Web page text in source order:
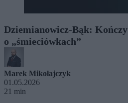
Dziemianowicz-Bąk:
o „śmieciówkach”
Marek Mikołajczyk
01.05.2026
21 min